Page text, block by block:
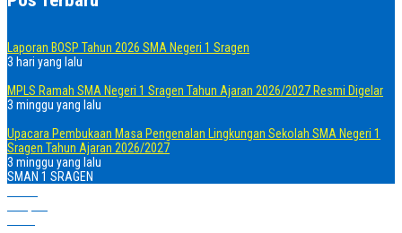
Laporan BOSP Tahun 2026 SMA Negeri 1 Sragen
3 hari yang lalu
MPLS Ramah SMA Negeri 1 Sragen Tahun Ajaran 2026/2027 Resmi Digelar
3 minggu yang lalu
Upacara Pembukaan Masa Pengenalan Lingkungan Sekolah SMA Negeri 1
Sragen Tahun Ajaran 2026/2027
3 minggu yang lalu
SMAN 1 SRAGEN